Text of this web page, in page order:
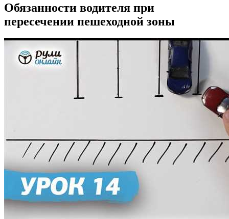
Обязанности водителя при
пересечении пешеходной зоны